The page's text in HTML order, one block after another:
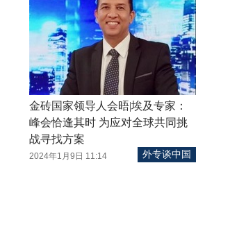
金砖国家领导人会晤|埃及专家：
峰会恰逢其时 为应对全球共同挑
战寻找方案
外专谈中国
2024年1月9日 11:14